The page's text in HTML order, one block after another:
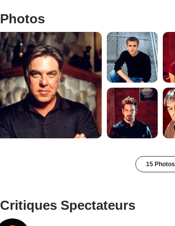
Photos
15 Photos
Critiques Spectateurs